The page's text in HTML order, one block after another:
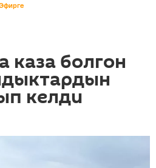
каза болгон
келди